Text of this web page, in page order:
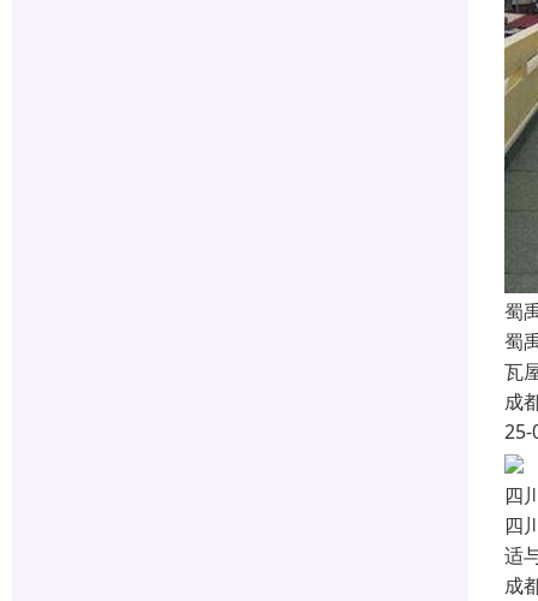
蜀
蜀
瓦
成
25-
四
四
适
成